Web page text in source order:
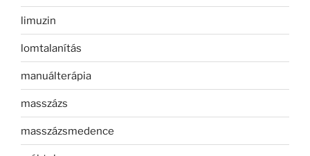
limuzin
lomtalanítás
manuálterápia
masszázs
masszázsmedence